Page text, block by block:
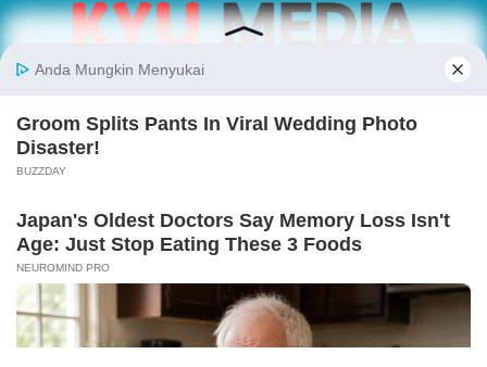
Follow Kabarbaru